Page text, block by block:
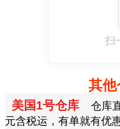
扫
其他
美国1号仓库 仓库
元含税运，有单就有优